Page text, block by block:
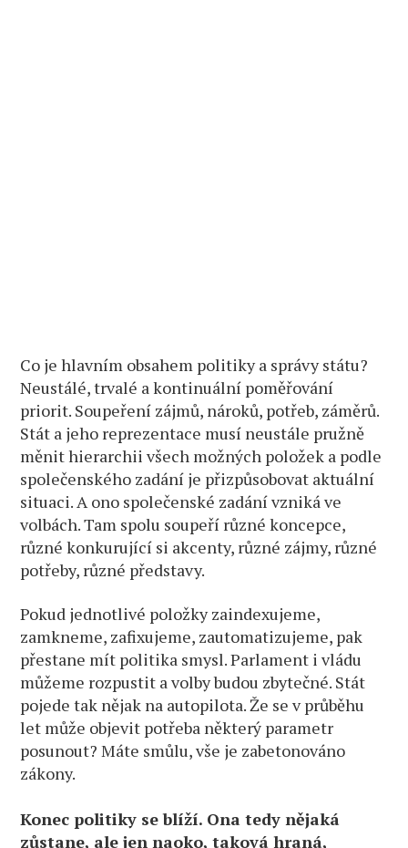
Co je hlavním obsahem politiky a správy státu?
Neustálé, trvalé a kontinuální poměřování
priorit. Soupeření zájmů, nároků, potřeb, záměrů.
Stát a jeho reprezentace musí neustále pružně
měnit hierarchii všech možných položek a podle
společenského zadání je přizpůsobovat aktuální
situaci. A ono společenské zadání vzniká ve
volbách. Tam spolu soupeří různé koncepce,
různé konkurující si akcenty, různé zájmy, různé
potřeby, různé představy.
Pokud jednotlivé položky zaindexujeme,
zamkneme, zafixujeme, zautomatizujeme, pak
přestane mít politika smysl. Parlament i vládu
můžeme rozpustit a volby budou zbytečné. Stát
pojede tak nějak na autopilota. Že se v průběhu
let může objevit potřeba některý parametr
posunout? Máte smůlu, vše je zabetonováno
zákony.
Konec politiky se blíží. Ona tedy nějaká
zůstane, ale jen naoko, taková hraná,